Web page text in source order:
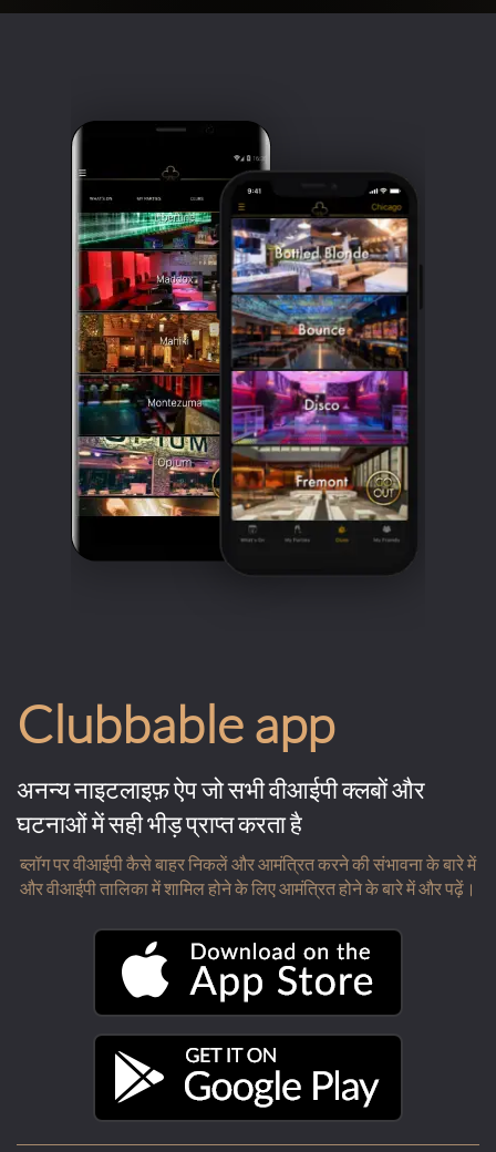
Clubbable app
अनन्य नाइटलाइफ़ ऐप जो सभी वीआईपी क्लबों और
घटनाओं में सही भीड़ प्राप्त करता है
ब्लॉग पर वीआईपी कैसे बाहर निकलें और आमंत्रित करने की संभावना के बारे में
और वीआईपी तालिका में शामिल होने के लिए आमंत्रित होने के बारे में और पढ़ें।